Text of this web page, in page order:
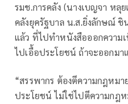
รมช.การคลัง (นางเบญจา หลุ
คลังยุครัฐบาล น.ส.ยิ่งลักษณ์ ชิ
แล้ว ที่ไปทำหนังสือออกความ
ไปเอื้อประโยชน์ ถ้าจะออกมา
“สรรพากร ต้องตีความกฎหม
ประโยชน์ ไม่ใช่ไปตีความกฎ